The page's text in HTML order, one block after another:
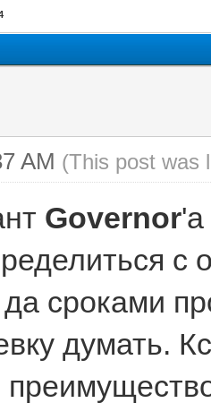
AM (This post was
Governor
с
да сроками
думать.